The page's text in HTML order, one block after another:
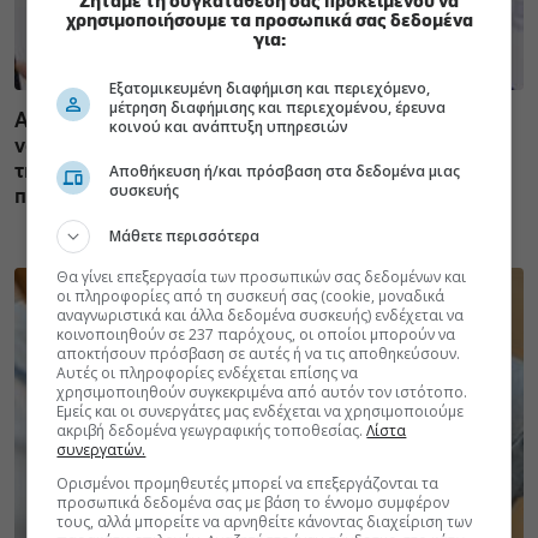
Αδ. Γεωργιάδης στη Ρόδο: ''Σε ενάμιση χρόνο, το
νοσοκομείο θα είναι καινούργιο''- 'Αμεσα μέτρα για
την αντιμετώπιση των σοβαρών ελλείψεων
προσωπικού
χρησιμοποιήσουμε τα προσωπικά σας δεδομένα
για:
Εξατομικευμένη διαφήμιση και περιεχόμενο,
μέτρηση διαφήμισης και περιεχομένου, έρευνα
κοινού και ανάπτυξη υπηρεσιών
Αποθήκευση ή/και πρόσβαση στα δεδομένα μιας
συσκευής
Μάθετε περισσότερα
Θα γίνει επεξεργασία των προσωπικών σας δεδομένων και
οι πληροφορίες από τη συσκευή σας (cookie, μοναδικά
αναγνωριστικά και άλλα δεδομένα συσκευής) ενδέχεται να
κοινοποιηθούν σε 237 παρόχους, οι οποίοι μπορούν να
αποκτήσουν πρόσβαση σε αυτές ή να τις αποθηκεύσουν.
Αυτές οι πληροφορίες ενδέχεται επίσης να
χρησιμοποιηθούν συγκεκριμένα από αυτόν τον ιστότοπο.
Εμείς και οι συνεργάτες μας ενδέχεται να χρησιμοποιούμε
ακριβή δεδομένα γεωγραφικής τοποθεσίας.Λίστα
συνεργατών.
Ορισμένοι προμηθευτές μπορεί να επεξεργάζονται τα
προσωπικά δεδομένα σας με βάση το έννομο συμφέρον
τους, αλλά μπορείτε να αρνηθείτε κάνοντας διαχείριση των